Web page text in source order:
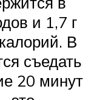
и 1,7 г
В
съедать
20 минут